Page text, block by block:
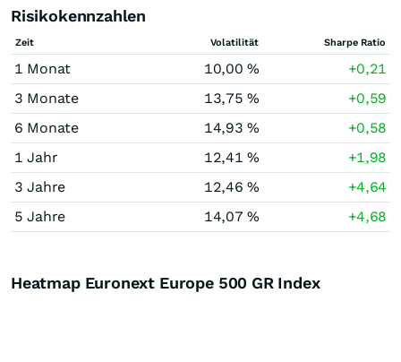
Risikokennzahlen
Zeit Volatilität Sharpe Ratio
1 Monat 10,00 %
+0,21
3 Monate
13,75 %
+0,59
6 Monate
14,93 %
+0,58
1 Jahr
12,41 %
+1,98
3 Jahre
12,46 %
+4,64
5 Jahre
14,07 % +4,68
Heatmap Euronext Europe 500 GR Index